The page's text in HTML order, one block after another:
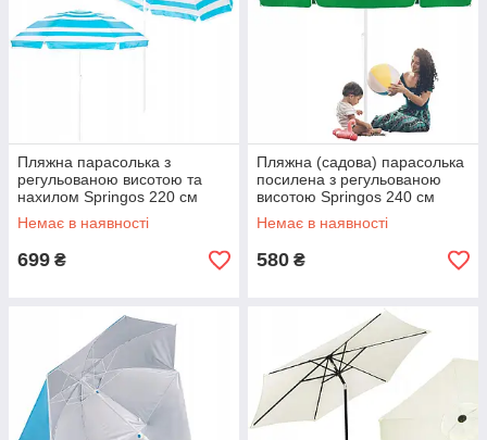
Пляжна парасолька з
регульованою висотою та
нахилом Springos 220 см
BU0011
Немає в наявності
699 ₴
Пляжна (садова) парасолька
посилена з регульованою
висотою Springos 240 см
BU0004
Немає в наявності
580 ₴